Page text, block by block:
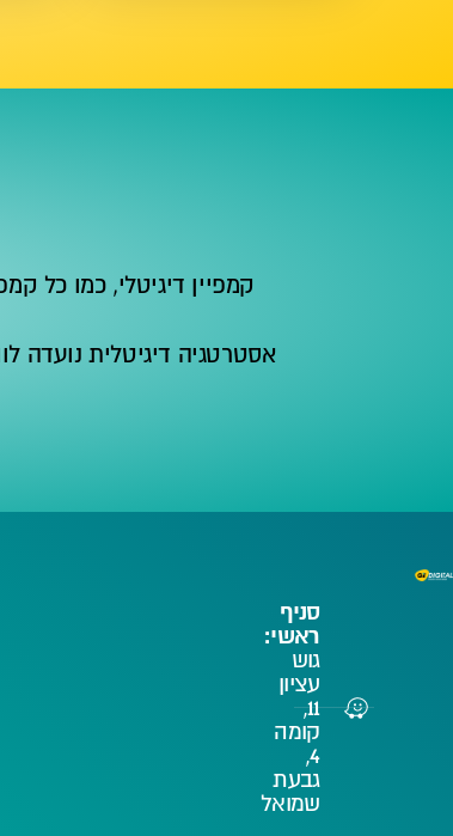
קמפיין דיגיטלי, כמו כל
אסטרטגיה דיגיטלית נועדה
סניף
ראשי:
גוש
עציון
11,
קומה
4,
גבעת
שמואל